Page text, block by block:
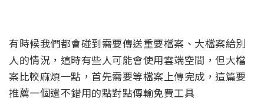
有時候我們都會碰到需要傳送重要檔案、大檔案給別
人的情況，這時有些人可能會使用雲端空間，但大檔
案比較麻煩一點，首先需要等檔案上傳完成，這篇要
推薦一個還不錯用的點對點傳輸免費工具